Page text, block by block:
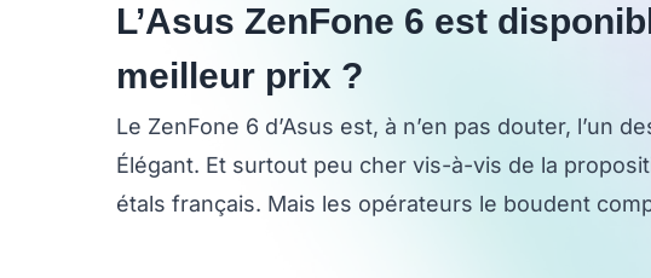
L’Asus ZenFone 6 est
meilleur prix ?
Le ZenFone 6 d’Asus est, à n’en pas douter, l’un
Élégant. Et surtout peu cher vis-à-vis de la
étals français. Mais les opérateurs le boudent